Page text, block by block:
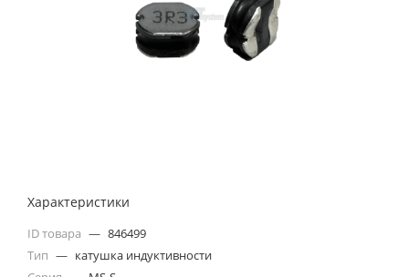
Характеристики
ID товара — 846499
Тип — катушка индуктивности